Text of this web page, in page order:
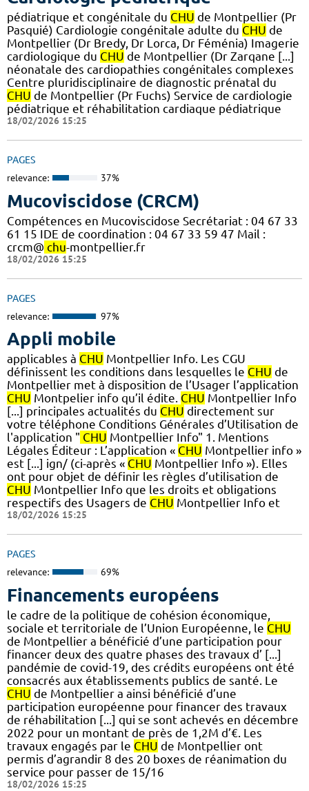
pédiatrique et congénitale du CHU de Montpellier (Pr
Pasquié) Cardiologie congénitale adulte du CHU de
Montpellier (Dr Bredy, Dr Lorca, Dr Féménia) Imagerie
cardiologique du CHU de Montpellier (Dr Zarqane [...]
néonatale des cardiopathies congénitales complexes
Centre pluridisciplinaire de diagnostic prénatal du
CHU de Montpellier (Pr Fuchs) Service de cardiologie
pédiatrique et réhabilitation cardiaque pédiatrique
18/02/2026 15:25
PAGES
relevance: 37%
Mucoviscidose (CRCM)
Compétences en Mucoviscidose Secrétariat : 04 67 33
61 15 IDE de coordination : 04 67 33 59 47 Mail :
crcm@ chu-montpellier.fr
18/02/2026 15:25
PAGES
relevance: 97%
Appli mobile
applicables à CHU Montpellier Info. Les CGU
définissent les conditions dans lesquelles le CHU de
Montpellier met à disposition de l’Usager l’application
CHU Montpelier info qu’il édite. CHU Montpellier Info
[...] principales actualités du CHU directement sur
votre téléphone Conditions Générales d’Utilisation de
l'application " CHU Montpellier Info" 1. Mentions
Légales Éditeur : L’application « CHU Montpellier info »
est [...] ign/ (ci-après « CHU Montpellier Info »). Elles
ont pour objet de définir les règles d’utilisation de
CHU Montpellier Info que les droits et obligations
respectifs des Usagers de CHU Montpellier Info et
18/02/2026 15:25
PAGES
relevance: 69%
Financements européens
le cadre de la politique de cohésion économique,
sociale et territoriale de l’Union Européenne, le CHU
de Montpellier a bénéficié d’une participation pour
financer deux des quatre phases des travaux d’ [...]
pandémie de covid-19, des crédits européens ont été
consacrés aux établissements publics de santé. Le
CHU de Montpellier a ainsi bénéficié d’une
participation européenne pour financer des travaux
de réhabilitation [...] qui se sont achevés en décembre
2022 pour un montant de près de 1,2M d’€. Les
travaux engagés par le CHU de Montpellier ont
permis d’agrandir 8 des 20 boxes de réanimation du
service pour passer de 15/16
18/02/2026 15:25